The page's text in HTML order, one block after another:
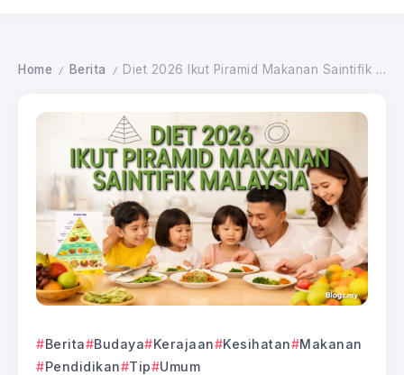
Home / Berita / Diet 2026 Ikut Piramid Makanan Saintifik Malaysia
Berita Budaya Kerajaan Kesihatan
Makanan
Pendidikan
Tip Umum